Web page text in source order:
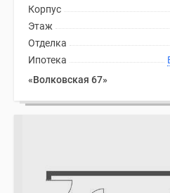
Корпус
Этаж
Отделка
Ипотека
«Волковская 67»